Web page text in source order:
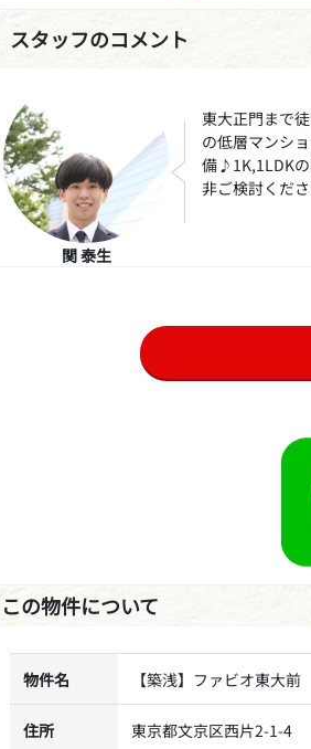
スタッフのコメント
関 泰生
東大正門まで
の低層マンシ
備♪1K,1LDK
非ご検討くださ
この物件について
物件名 【築浅】ファビオ東大前
住所 東京都文京区西片2-1-4